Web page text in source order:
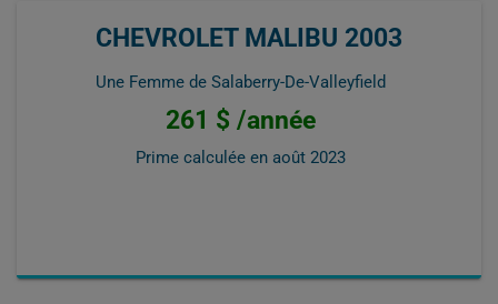
CHEVROLET MALIBU 2003
Une Femme de Salaberry-De-Valleyfield
261 $ /année
Prime calculée en août 2023